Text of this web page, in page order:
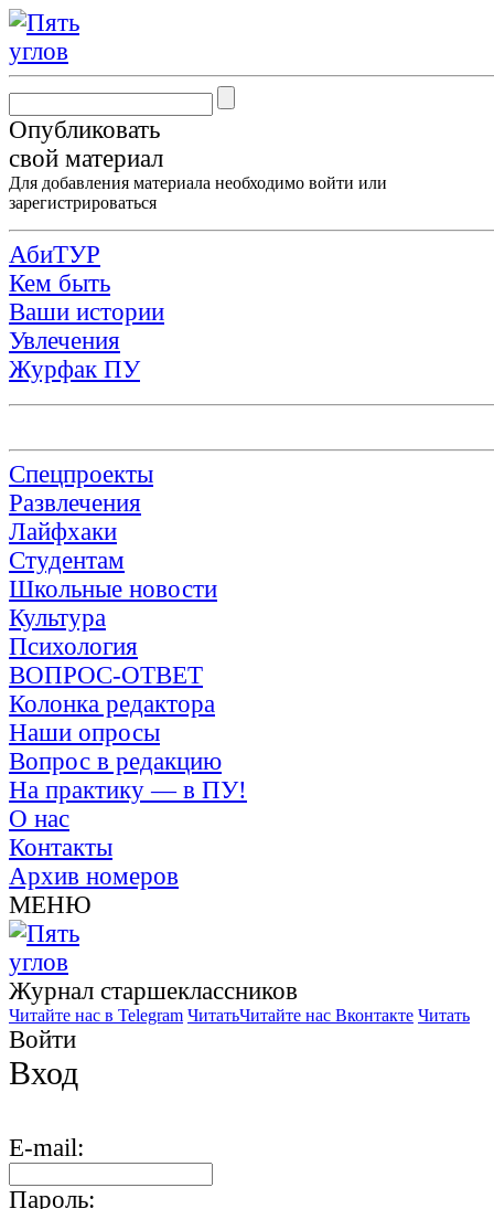
Опубликовать
свой материал
Для добавления материала необходимо войти или
зарегистрироваться
АбиТУР
Кем быть
Ваши истории
Увлечения
Журфак ПУ
Спецпроекты
Развлечения
Лайфхаки
Студентам
Школьные новости
Культура
Психология
ВОПРОС-ОТВЕТ
Колонка редактора
Наши опросы
Вопрос в редакцию
На практику — в ПУ!
О нас
Контакты
Архив номеров
МЕНЮ
Журнал старшекласcников
Читайте нас в Telegram ЧитатьЧитайте нас Вконтакте Читать
Войти
Вход
E-mail:
Пароль: